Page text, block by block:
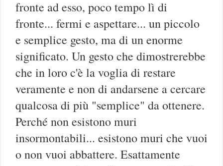
fronte ad esso, poco tempo lì di
fronte... fermi e aspettare... un piccolo
e semplice gesto, ma di un enorme
significato. Un gesto che dimostrerebbe
che in loro c'è la voglia di restare
veramente e non di andarsene a cercare
qualcosa di più "semplice" da ottenere.
Perché non esistono muri
insormontabili... esistono muri che vuoi
o non vuoi abbattere. Esattamente